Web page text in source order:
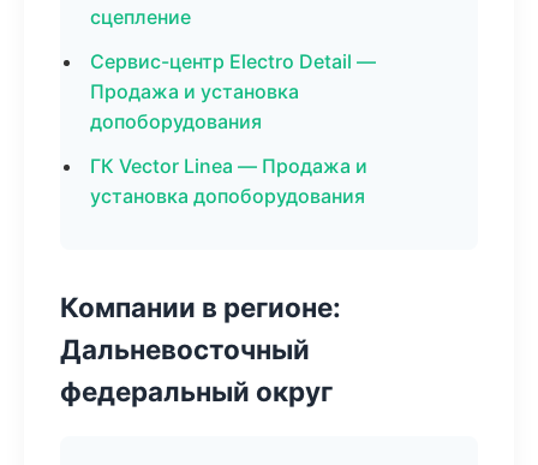
сцепление
Сервис-центр Electro Detail —
Продажа и установка
допоборудования
ГК Vector Linea — Продажа и
установка допоборудования
Компании в регионе:
Дальневосточный
федеральный округ